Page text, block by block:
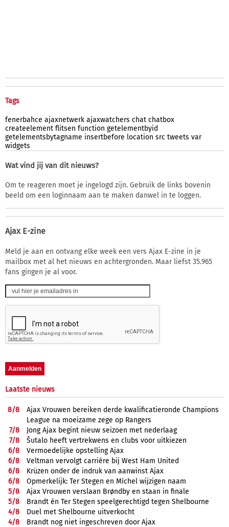
Tags
fenerbahce ajaxnetwerk ajaxwatchers chat chatbox
createelement flitsen function getelementbyid
getelementsbytagname insertbefore location src tweets var
widgets
Wat vind jij van dit nieuws?
Om te reageren moet je ingelogd zijn. Gebruik de links bovenin
beeld om een loginnaam aan te maken danwel in te loggen.
Ajax E-zine
Meld je aan en ontvang elke week een vers Ajax E-zine in je
mailbox met al het nieuws en achtergronden. Maar liefst 35.965
fans gingen je al voor.
Laatste nieuws
8/8
Ajax Vrouwen bereiken derde kwalificatieronde Champions
League na moeizame zege op Rangers
7/8
Jong Ajax begint nieuw seizoen met nederlaag
7/8
Šutalo heeft vertrekwens en clubs voor uitkiezen
6/8
Vermoedelijke opstelling Ajax
6/8
Veltman vervolgt carrière bij West Ham United
6/8
Krüzen onder de indruk van aanwinst Ajax
6/8
Opmerkelijk: Ter Stegen en Míchel wijzigen naam
5/8
Ajax Vrouwen verslaan Brøndby en staan in finale
5/8
Brandt én Ter Stegen speelgerechtigd tegen Shelbourne
4/8
Duel met Shelbourne uitverkocht
4/8
Brandt nog niet ingeschreven door Ajax